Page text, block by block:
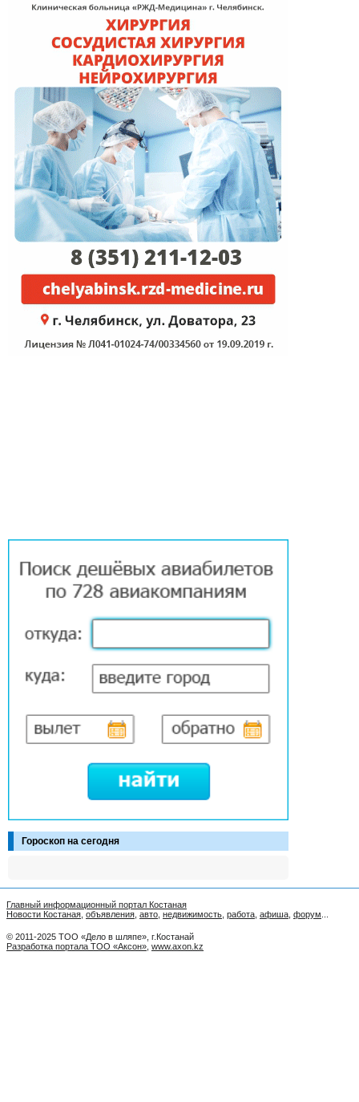
Гороскоп на сегодня
Главный информационный портал Костаная
Новости Костаная объявления авто недвижимость работа афиша форум
© 2011-2025 ТОО «Дело в шляпе», г.Костанай
Разработка портала ТОО «Аксон» www.axon.kz